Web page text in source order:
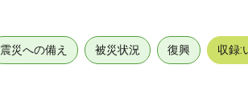
震災への備え 被災状況 復興 収録: